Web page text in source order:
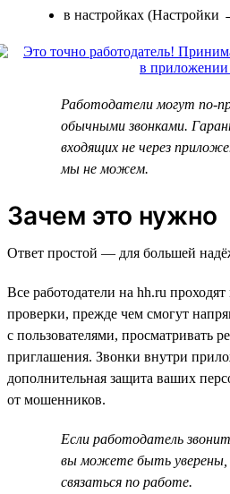
в настройках (Настройки
Работодатели могут по-
обычными звонками.
входящих не через
мы не можем.
Зачем это нужно
Ответ простой — для большей
Все работодатели на hh.ru проходят
проверки, прежде чем смогут
с пользователями, просматривать
приглашения. Звонки внутри
дополнительная защита ваших
от мошенников.
Если работодатель
вы можете быть
связаться по работе.